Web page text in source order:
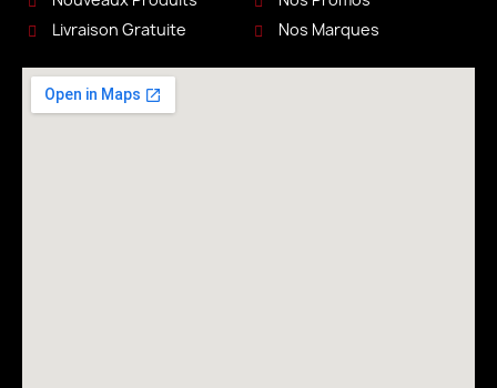
Livraison Gratuite
Nos Marques